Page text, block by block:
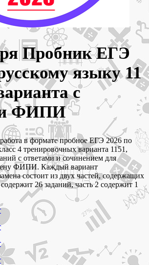
Пробник ЕГЭ
языку 11
с
ФИПИ
в формате пробное ЕГЭ 2026 по
4 тренировочных варианта 1151,
с ответами и сочинением для
ФИПИ. Каждый вариант
состоит из двух частей, содержащих
26 заданий, часть 2 содержит 1